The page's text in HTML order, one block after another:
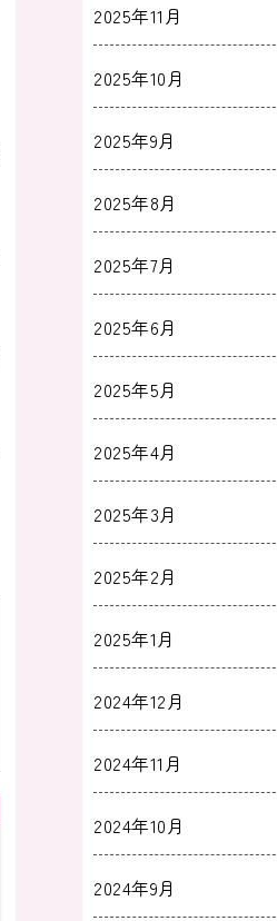
2025年11月
2025年10月
2025年9月
2025年8月
2025年7月
2025年6月
2025年5月
2025年4月
2025年3月
2025年2月
2025年1月
2024年12月
2024年11月
2024年10月
2024年9月